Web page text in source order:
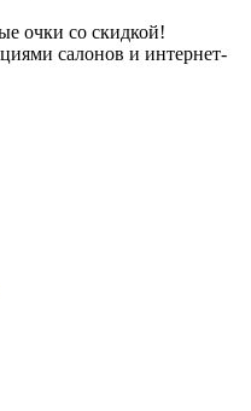
очки со скидкой!
салонов и интернет-